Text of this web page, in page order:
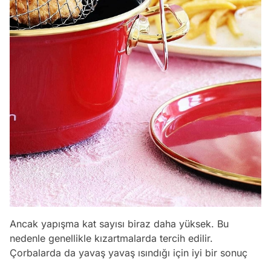
Ancak yapışma kat sayısı biraz daha yüksek. Bu
nedenle genellikle kızartmalarda tercih edilir.
Çorbalarda da yavaş yavaş ısındığı için iyi bir sonuç